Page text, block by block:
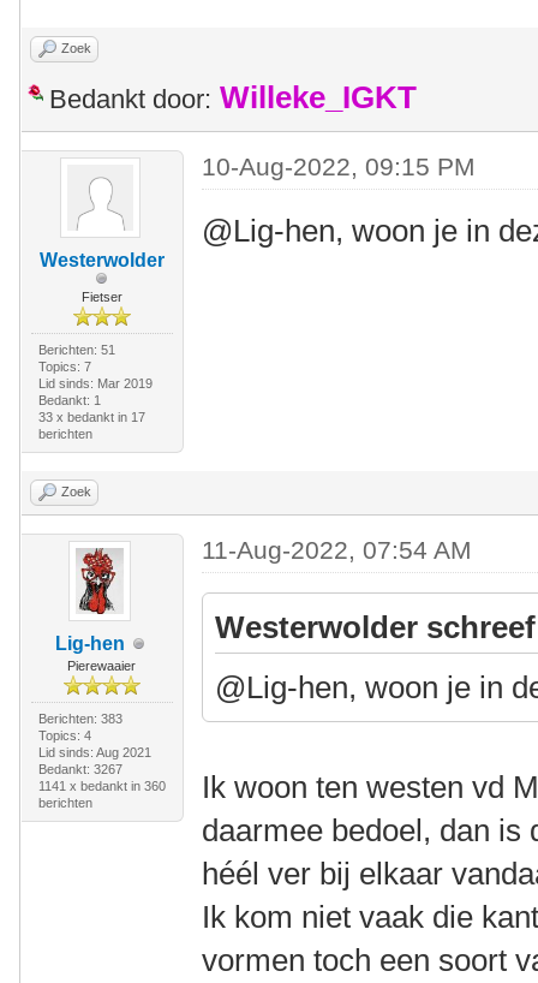
Zoek
Bedankt door: Willeke_IGKT
Westerwolder
Fietser
Berichten: 51
Topics: 7
Lid sinds: Mar 2019
Bedankt: 1
33 x bedankt in 17
berichten
10-Aug-2022, 09:15 PM
@Lig-hen, woon je in
Zoek
Lig-hen
Pierewaaier
Berichten: 383
Topics: 4
Lid sinds: Aug 2021
Bedankt: 3267
1141 x bedankt in 360
berichten
11-Aug-2022, 07:54 AM
Westerwolder
@Lig-hen, woon je in
Ik woon ten westen vd
daarmee bedoel, dan is
héél ver bij elkaar
Ik kom niet vaak die
vormen toch een soort